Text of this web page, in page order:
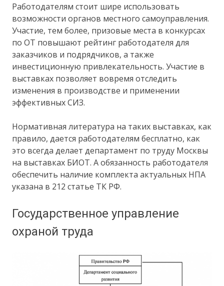
Работодателям стоит шире использовать
возможности органов местного самоуправления.
Участие, тем более, призовые места в конкурсах
по ОТ повышают рейтинг работодателя для
заказчиков и подрядчиков, а также
инвестиционную привлекательность. Участие в
выставках позволяет вовремя отследить
изменения в производстве и применении
эффективных СИЗ.
Нормативная литература на таких выставках, как
правило, дается работодателям бесплатно, как
это всегда делает департамент по труду Москвы
на выставках БИОТ. А обязанность работодателя
обеспечить наличие комплекта актуальных НПА
указана в 212 статье ТК РФ.
Государственное управление
охраной труда